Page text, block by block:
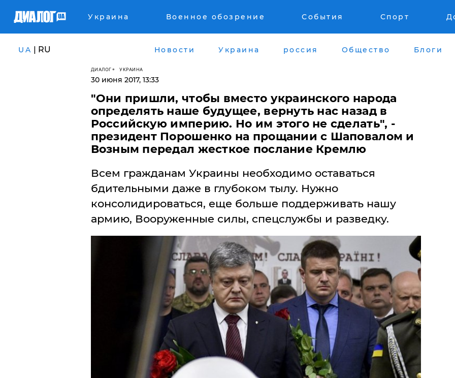
Украина Военное обозрение События Спорт
UA | RU Новости Украина россия Общество Блоги
ДИАЛОГ УКРАИНА
30 июня 2017, 13:33
"Они пришли, чтобы вместо украинского народа
определять наше будущее, вернуть нас назад в
Российскую империю. Но им этого не сделать", -
президент Порошенко на прощании с Шаповалом и
Возным передал жесткое послание Кремлю
Всем гражданам Украины необходимо оставаться
бдительными даже в глубоком тылу. Нужно
консолидироваться, еще больше поддерживать нашу
армию, Вооруженные силы, спецслужбы и разведку.